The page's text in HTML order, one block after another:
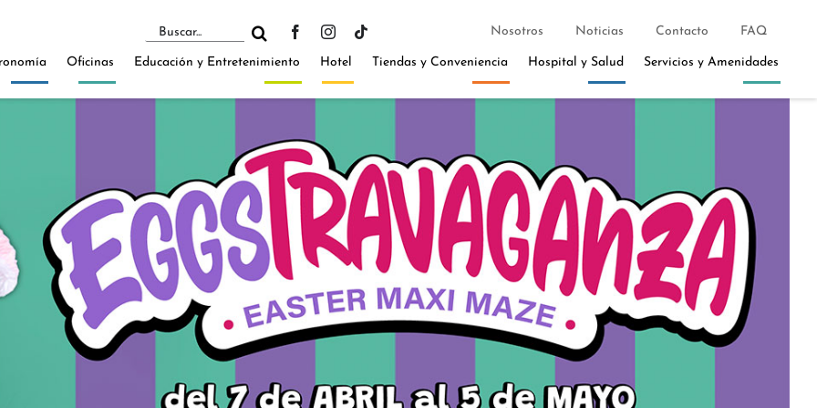
Buscar: Nosotros Noticias Contacto FAQ
Oficinas Educación y Entretenimiento Hotel Tiendas y Conveniencia Hospital y Salud Servicios y Amenidades